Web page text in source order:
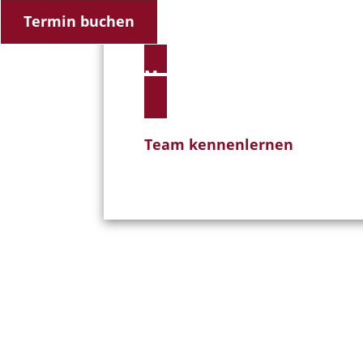
Termin buchen
Mehr zur Praxis
Team kennen­lernen